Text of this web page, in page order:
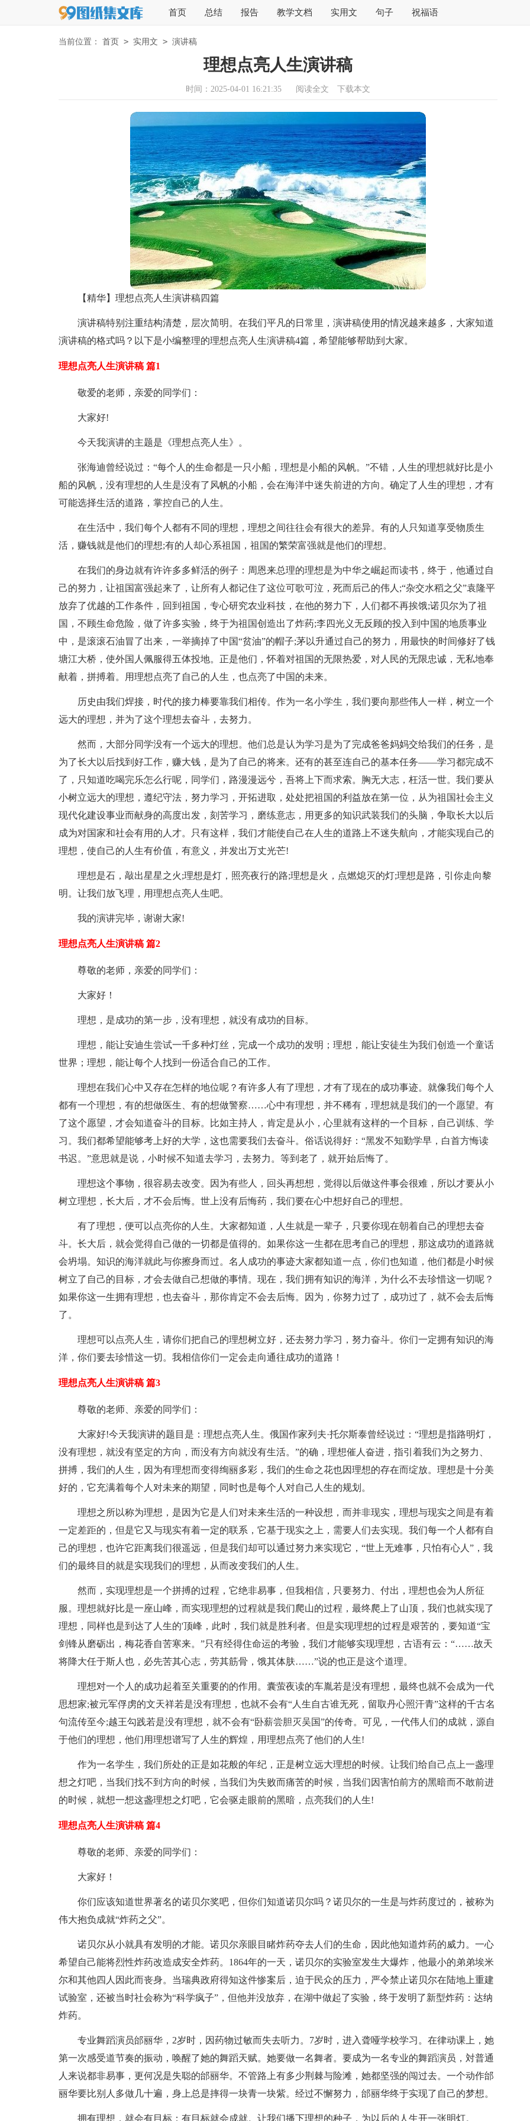
首页 总结 报告 教学文档 实用文 句子 祝福语
当前位置： 首页 > 实用文 > 演讲稿
理想点亮人生演讲稿
时间：2025-04-01 16:21:35 阅读全文 下载本文
【精华】理想点亮人生演讲稿四篇
演讲稿特别注重结构清楚，层次简明。在我们平凡的日常里，演讲稿使用的情况越来越多，大家知道
演讲稿的格式吗？以下是小编整理的理想点亮人生演讲稿4篇，希望能够帮助到大家。
理想点亮人生演讲稿 篇1
敬爱的老师，亲爱的同学们：
大家好!
今天我演讲的主题是《理想点亮人生》。
张海迪曾经说过：“每个人的生命都是一只小船，理想是小船的风帆。”不错，人生的理想就好比是小
船的风帆，没有理想的人生是没有了风帆的小船，会在海洋中迷失前进的方向。确定了人生的理想，才有
可能选择生活的道路，掌控自己的人生。
在生活中，我们每个人都有不同的理想，理想之间往往会有很大的差异。有的人只知道享受物质生
活，赚钱就是他们的理想;有的人却心系祖国，祖国的繁荣富强就是他们的理想。
在我们的身边就有许许多多鲜活的例子：周恩来总理的理想是为中华之崛起而读书，终于，他通过自
己的努力，让祖国富强起来了，让所有人都记住了这位可歌可泣，死而后己的伟人;“杂交水稻之父”袁隆平
放弃了优越的工作条件，回到祖国，专心研究农业科技，在他的努力下，人们都不再挨饿;诺贝尔为了祖
国，不顾生命危险，做了许多实验，终于为祖国创造出了炸药;李四光义无反顾的投入到中国的地质事业
中，是滚滚石油冒了出来，一举摘掉了中国“贫油”的帽子;茅以升通过自己的努力，用最快的时间修好了钱
塘江大桥，使外国人佩服得五体投地。正是他们，怀着对祖国的无限热爱，对人民的无限忠诚，无私地奉
献着，拼搏着。用理想点亮了自己的人生，也点亮了中国的未来。
历史由我们焊接，时代的接力棒要靠我们相传。作为一名小学生，我们要向那些伟人一样，树立一个
远大的理想，并为了这个理想去奋斗，去努力。
然而，大部分同学没有一个远大的理想。他们总是认为学习是为了完成爸爸妈妈交给我们的任务，是
为了长大以后找到好工作，赚大钱，是为了自己的将来。还有的甚至连自己的基本任务——学习都完成不
了，只知道吃喝完乐怎么行呢，同学们，路漫漫远兮，吾将上下而求索。胸无大志，枉活一世。我们要从
小树立远大的理想，遵纪守法，努力学习，开拓进取，处处把祖国的利益放在第一位，从为祖国社会主义
现代化建设事业而献身的高度出发，刻苦学习，磨练意志，用更多的知识武装我们的头脑，争取长大以后
成为对国家和社会有用的人才。只有这样，我们才能使自己在人生的道路上不迷失航向，才能实现自己的
理想，使自己的人生有价值，有意义，并发出万丈光芒!
理想是石，敲出星星之火;理想是灯，照亮夜行的路;理想是火，点燃熄灭的灯;理想是路，引你走向黎
明。让我们放飞理，用理想点亮人生吧。
我的演讲完毕，谢谢大家!
理想点亮人生演讲稿 篇2
尊敬的老师，亲爱的同学们：
大家好！
理想，是成功的第一步，没有理想，就没有成功的目标。
理想，能让安迪生尝试一千多种灯丝，完成一个成功的发明；理想，能让安徒生为我们创造一个童话
世界；理想，能让每个人找到一份适合自己的工作。
理想在我们心中又存在怎样的地位呢？有许多人有了理想，才有了现在的成功事迹。就像我们每个人
都有一个理想，有的想做医生、有的想做警察……心中有理想，并不稀有，理想就是我们的一个愿望。有
了这个愿望，才会知道奋斗的目标。比如主持人，肯定是从小，心里就有这样的一个目标，自己训练、学
习。我们都希望能够考上好的大学，这也需要我们去奋斗。俗话说得好：“黑发不知勤学早，白首方悔读
书迟。”意思就是说，小时候不知道去学习，去努力。等到老了，就开始后悔了。
理想这个事物，很容易去改变。因为有些人，回头再想想，觉得以后做这件事会很难，所以才要从小
树立理想，长大后，才不会后悔。世上没有后悔药，我们要在心中想好自己的理想。
有了理想，便可以点亮你的人生。大家都知道，人生就是一辈子，只要你现在朝着自己的理想去奋
斗。长大后，就会觉得自己做的一切都是值得的。如果你这一生都在思考自己的理想，那这成功的道路就
会坍塌。知识的海洋就此与你擦身而过。名人成功的事迹大家都知道一点，你们也知道，他们都是小时候
树立了自己的目标，才会去做自己想做的事情。现在，我们拥有知识的海洋，为什么不去珍惜这一切呢？
如果你这一生拥有理想，也去奋斗，那你肯定不会去后悔。因为，你努力过了，成功过了，就不会去后悔
了。
理想可以点亮人生，请你们把自己的理想树立好，还去努力学习，努力奋斗。你们一定拥有知识的海
洋，你们要去珍惜这一切。我相信你们一定会走向通往成功的道路！
理想点亮人生演讲稿 篇3
尊敬的老师、亲爱的同学们：
大家好!今天我演讲的题目是：理想点亮人生。俄国作家列夫·托尔斯泰曾经说过：“理想是指路明灯，
没有理想，就没有坚定的方向，而没有方向就没有生活。”的确，理想催人奋进，指引着我们为之努力、
拼搏，我们的人生，因为有理想而变得绚丽多彩，我们的生命之花也因理想的存在而绽放。理想是十分美
好的，它充满着每个人对未来的期望，同时也是每个人对自己人生的规划。
理想之所以称为理想，是因为它是人们对未来生活的一种设想，而并非现实，理想与现实之间是有着
一定差距的，但是它又与现实有着一定的联系，它基于现实之上，需要人们去实现。我们每一个人都有自
己的理想，也许它距离我们很遥远，但是我们却可以通过努力来实现它，“世上无难事，只怕有心人”，我
们的最终目的就是实现我们的理想，从而改变我们的人生。
然而，实现理想是一个拼搏的过程，它绝非易事，但我相信，只要努力、付出，理想也会为人所征
服。理想就好比是一座山峰，而实现理想的过程就是我们爬山的过程，最终爬上了山顶，我们也就实现了
理想，同样也是到达了人生的'顶峰，此时，我们就是胜利者。但是实现理想的过程是艰苦的，要知道“宝
剑锋从磨砺出，梅花香自苦寒来。”只有经得住命运的考验，我们才能够实现理想，古语有云：“……故天
将降大任于斯人也，必先苦其心志，劳其筋骨，饿其体肤……”说的也正是这个道理。
理想对一个人的成功起着至关重要的的作用。囊萤夜读的车胤若是没有理想，最终也就不会成为一代
思想家;被元军俘虏的文天祥若是没有理想，也就不会有“人生自古谁无死，留取丹心照汗青”这样的千古名
句流传至今;越王勾践若是没有理想，就不会有“卧薪尝胆灭吴国”的传奇。可见，一代伟人们的成就，源自
于他们的理想，他们用理想谱写了人生的辉煌，用理想点亮了他们的人生!
作为一名学生，我们所处的正是如花般的年纪，正是树立远大理想的时候。让我们给自己点上一盏理
想之灯吧，当我们找不到方向的时候，当我们为失败而痛苦的时候，当我们因害怕前方的黑暗而不敢前进
的时候，就想一想这盏理想之灯吧，它会驱走眼前的黑暗，点亮我们的人生!
理想点亮人生演讲稿 篇4
尊敬的老师、亲爱的同学们：
大家好！
你们应该知道世界著名的诺贝尔奖吧，但你们知道诺贝尔吗？诺贝尔的一生是与炸药度过的，被称为
伟大抱负成就“炸药之父”。
诺贝尔从小就具有发明的才能。诺贝尔亲眼目睹炸药夺去人们的生命，因此他知道炸药的威力。一心
希望自己能将烈性炸药改造成安全炸药。1864年的一天，诺贝尔的实验室发生大爆炸，他最小的弟弟埃米
尔和其他四人因此而丧身。当瑞典政府得知这件惨案后，迫于民众的压力，严令禁止诺贝尔在陆地上重建
试验室，还被当时社会称为“科学疯子”，但他并没放弃，在湖中做起了实验，终于发明了新型炸药：达纳
炸药。
专业舞蹈演员邰丽华，2岁时，因药物过敏而失去听力。7岁时，进入聋哑学校学习。在律动课上，她
第一次感受道节奏的振动，唤醒了她的舞蹈天赋。她要做一名舞者。要成为一名专业的舞蹈演员，対普通
人来说都非易事，更何况是失聪的邰丽华。不管路上有多少荆棘与险滩，她都坚强的闯过去。一个动作邰
丽华要比别人多做几十遍，身上总是摔得一块青一块紫。经过不懈努力，邰丽华终于实现了自己的梦想。
拥有理想，就会有目标；有目标就会成就。让我们播下理想的种子，为以后的人生开一张明灯。